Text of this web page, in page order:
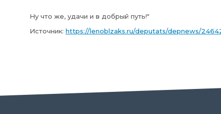
Ну что же, удачи и в добрый путь!"
Источник: https://lenoblzaks.ru/deputats/depnews/